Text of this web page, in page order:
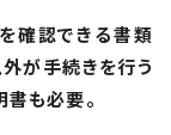
確認できる書類
が手続きを行う
も必要。